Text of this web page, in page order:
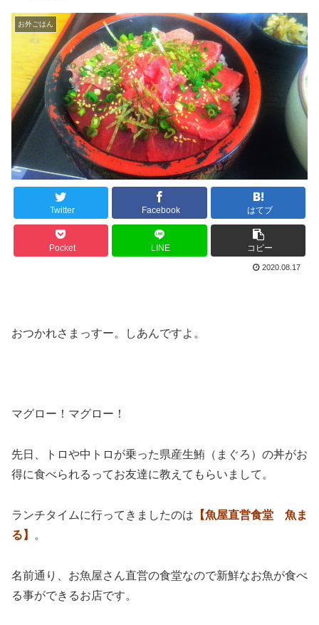
お外ごはん
Twitter Facebook はてブ
Pocket LINE コピー
2020.08.17
おつかれさまっすー。しあんですよ。
マグロー！マグロー！
先日、トロや中トロが乗った県産生鮪（まぐろ）の丼がお
得に食べられるってお友達に教えてもらいまして。
ランチタイムに行ってきましたのは 【魚屋直営食堂 魚ま
る】
。
名前通り、お魚屋さん直営の食堂なので新鮮なお魚が食べ
る事ができるお店です。